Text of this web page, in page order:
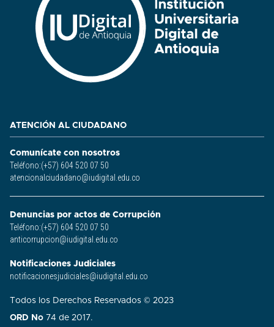
ATENCIÓN AL CIUDADANO
Comunícate con nosotros
Teléfono:(+57) 604 520 07 50
atencionalciudadano@iudigital.edu.co
Denuncias por actos de Corrupción
Teléfono:(+57) 604 520 07 50
anticorrupcion@iudigital.edu.co
Notificaciones Judiciales
notificacionesjudiciales@iudigital.edu.co
Todos los Derechos Reservados © 2023
ORD No 74 de 2017.